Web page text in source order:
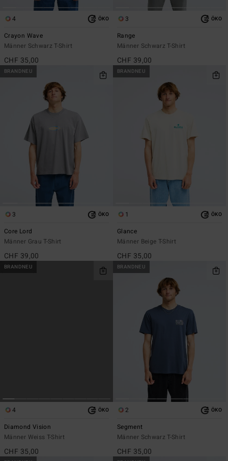
4 ÖKO
Crayon Wave
Männer Schwarz T-Shirt
CHF 35,00
3 ÖKO
Range
Männer Schwarz T-Shirt
CHF 39,00
BRANDNEU
3 ÖKO
Core Lord
Männer Grau T-Shirt
CHF 39,00
BRANDNEU
1 ÖKO
Glance
Männer Beige T-Shirt
CHF 35,00
BRANDNEU
4 ÖKO
Diamond Vision
Männer Weiss T-Shirt
CHF 35,00
BRANDNEU
2 ÖKO
Segment
Männer Schwarz T-Shirt
CHF 35,00